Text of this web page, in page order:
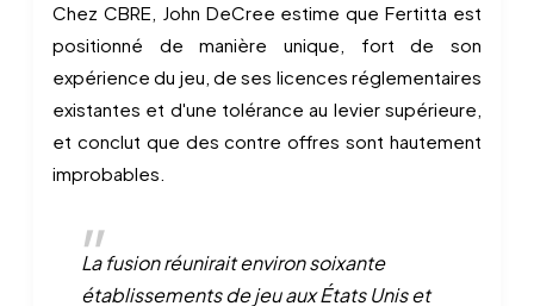
Chez CBRE, John DeCree estime que Fertitta est
positionné de manière unique, fort de son
expérience du jeu, de ses licences réglementaires
existantes et d'une tolérance au levier supérieure,
et conclut que des contre offres sont hautement
improbables.
La fusion réunirait environ soixante
établissements de jeu aux États Unis et